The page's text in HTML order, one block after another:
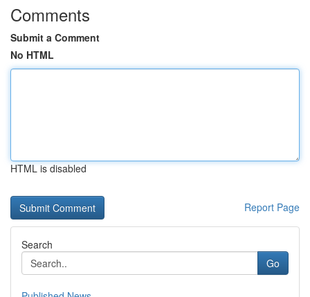
Comments
Submit a Comment
No HTML
HTML is disabled
Report Page
Search
Go